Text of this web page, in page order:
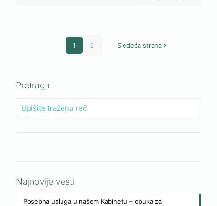
1 2 Sledeća strana
Pretraga
Najnovije vesti
Posebna usluga u našem Kabinetu – obuka za